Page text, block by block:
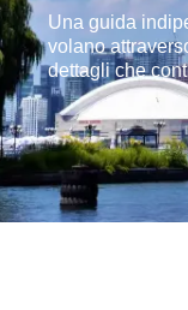
Una guida
volano
dettagli che